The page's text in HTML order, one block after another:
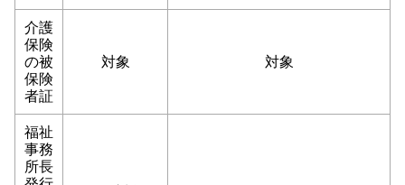
介護
保険
の被
保険
者証
対象 対象
福祉
事務
所長